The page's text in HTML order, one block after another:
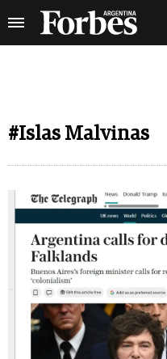
#Islas Malvinas